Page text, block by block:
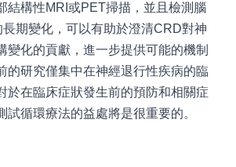
結構性MRI或PET掃描，並且檢測腦
期變化，可以有助於澄清CRD對神
變化的貢獻，進一步提供可能的機制
的研究僅集中在神經退行性疾病的臨
於在臨床症狀發生前的預防和相關症
試循環療法的益處將是很重要的。